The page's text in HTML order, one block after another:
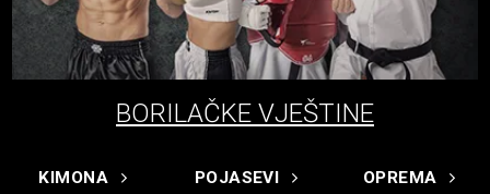
BORILAČKE VJEŠTINE
KIMONA POJASEVI OPREMA